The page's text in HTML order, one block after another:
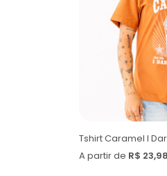
Tshirt Caramel I
A partir de R$ 23,98